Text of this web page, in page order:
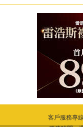
客戶服務專